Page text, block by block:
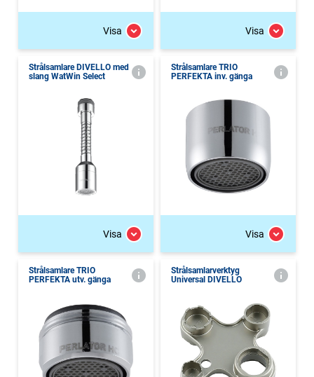
Visa Visa
Strålsamlare DIVELLO med
slang WatWin Select
Visa
Strålsamlare TRIO
PERFEKTA inv. gänga
Visa
Strålsamlare TRIO
PERFEKTA utv. gänga
Strålsamlarverktyg
Universal DIVELLO